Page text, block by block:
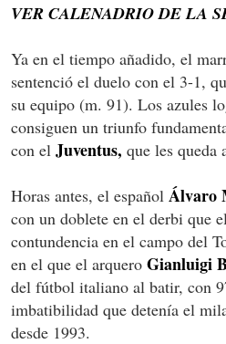
VER CALENADRIO DE LA
Ya en el tiempo añadido, el
sentenció el duelo con el 3-1,
su equipo (m. 91). Los azules
consiguen un triunfo
con el Juventus, que les queda
Horas antes, el español Álvaro
con un doblete en el derbi que
contundencia en el campo del
en el que el arquero Gianluigi
del fútbol italiano al batir, con
imbatibilidad que detenía el
desde 1993.